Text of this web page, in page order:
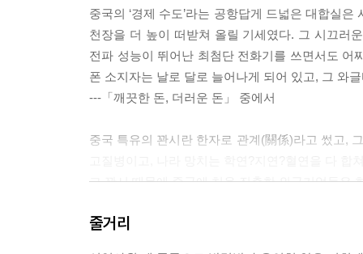
중국의 ‘경제 수도’라는 공항답게 드넓은 대합실
천장을 더 높이 떠받쳐 올릴 기세였다. 그 시끄러
전파 성능이 뛰어난 최첨단 전화기를 쓰면서도
폰 소지자는 날로 달로 늘어나게 되어 있고, 그 와
---「깨끗한 돈, 더러운 돈」 중에서
중국 특유의 꽌시란 한자로 관계(關係)라고 썼고,
그 꽌시 때문에 중국에 처음 진출한 외국기업들은
그런데 전대광은 요행히 샹신원과 꽌시가 맺어져
줄거리